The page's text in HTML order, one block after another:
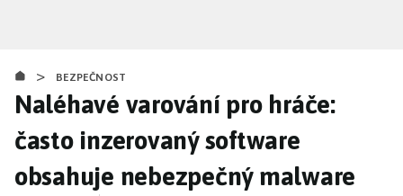
obsahu
> BEZPEČNOST
Naléhavé varování pro hráče:
často inzerovaný software
obsahuje nebezpečný malware